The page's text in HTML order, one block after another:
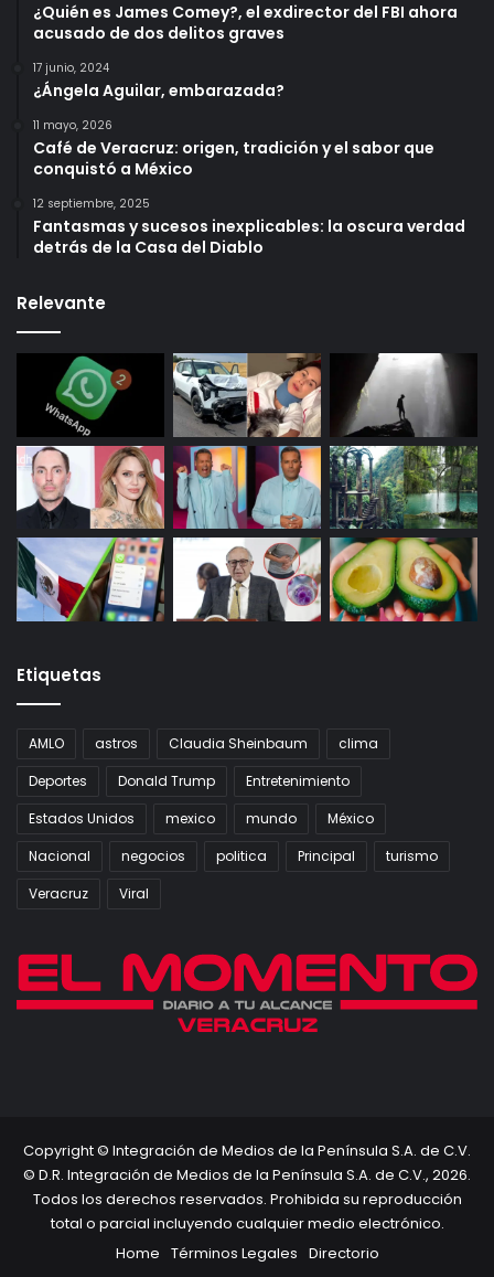
¿Quién es James Comey?, el exdirector del FBI ahora
acusado de dos delitos graves
17 junio, 2024
¿Ángela Aguilar, embarazada?
11 mayo, 2026
Café de Veracruz: origen, tradición y el sabor que
conquistó a México
12 septiembre, 2025
Fantasmas y sucesos inexplicables: la oscura verdad
detrás de la Casa del Diablo
Relevante
Etiquetas
AMLO astros Claudia Sheinbaum
clima
Deportes
Donald Trump
Entretenimiento
Estados Unidos
mexico mundo
México
Nacional
negocios politica Principal
turismo
Veracruz
Viral
Copyright © Integración de Medios de la Península S.A. de C.V.
© D.R. Integración de Medios de la Península S.A. de C.V., 2026.
Todos los derechos reservados. Prohibida su reproducción
total o parcial incluyendo cualquier medio electrónico.
Home Términos Legales Directorio